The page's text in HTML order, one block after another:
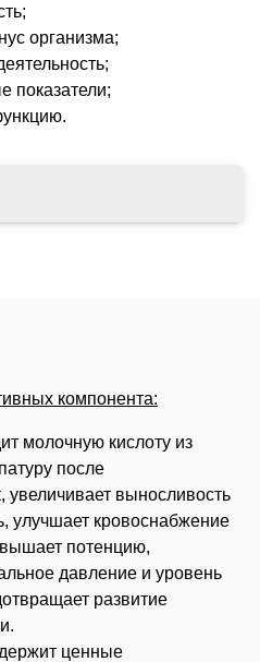
организма;
показатели;
компонента:
молочную кислоту из
после
увеличивает выносливость
улучшает кровоснабжение
потенцию,
давление и уровень
развитие
ценные